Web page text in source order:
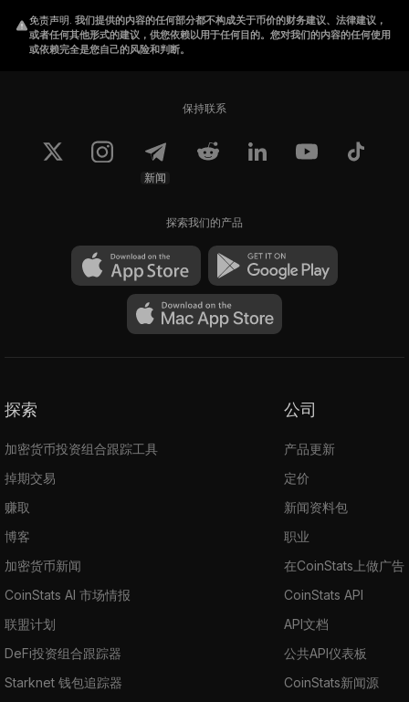
免责声明. 我们提供的内容的任何部分都不构成关于币价的财务建议、法律建议，
或者任何其他形式的建议，供您依赖以用于任何目的。您对我们的内容的任何使用
或依赖完全是您自己的风险和判断。
保持联系
新闻
探索我们的产品
探索
加密货币投资组合跟踪工具
掉期交易
赚取
博客
加密货币新闻
CoinStats AI 市场情报
联盟计划
DeFi投资组合跟踪器
Starknet 钱包追踪器
公司
产品更新
定价
新闻资料包
职业
在CoinStats上做广告
CoinStats API
API文档
公共API仪表板
CoinStats新闻源